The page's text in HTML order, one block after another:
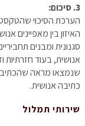
3. סיכום:
סגנונית ומבנים
שנמצאו מראה
כתיבה אנושית.
שירותי תמלול